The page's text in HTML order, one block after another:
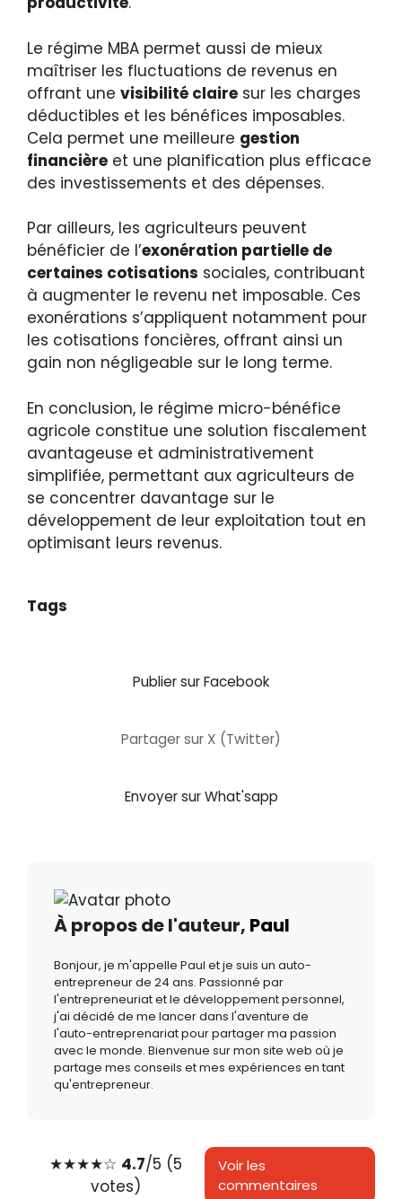
Le régime MBA permet aussi de mieux
maîtriser les fluctuations de revenus en
offrant une visibilité claire sur les charges
déductibles et les bénéfices imposables.
Cela permet une meilleure gestion
financière et une planification plus efficace
des investissements et des dépenses.
Par ailleurs, les agriculteurs peuvent
bénéficier de l’exonération partielle de
certaines cotisations sociales, contribuant
à augmenter le revenu net imposable. Ces
exonérations s’appliquent notamment pour
les cotisations foncières, offrant ainsi un
gain non négligeable sur le long terme.
En conclusion, le régime micro-bénéfice
agricole constitue une solution fiscalement
avantageuse et administrativement
simplifiée, permettant aux agriculteurs de
se concentrer davantage sur le
développement de leur exploitation tout en
optimisant leurs revenus.
Tags
Publier sur Facebook
Partager sur X (Twitter)
Envoyer sur What'sapp
À propos de l'auteur, Paul
Bonjour, je m'appelle Paul et je suis un auto-
entrepreneur de 24 ans. Passionné par
l'entrepreneuriat et le développement personnel,
j'ai décidé de me lancer dans l'aventure de
l'auto-entreprenariat pour partager ma passion
avec le monde. Bienvenue sur mon site web où je
partage mes conseils et mes expériences en tant
qu'entrepreneur.
★★★★☆ 4.7/5 (5
votes)
Voir les
commentaires